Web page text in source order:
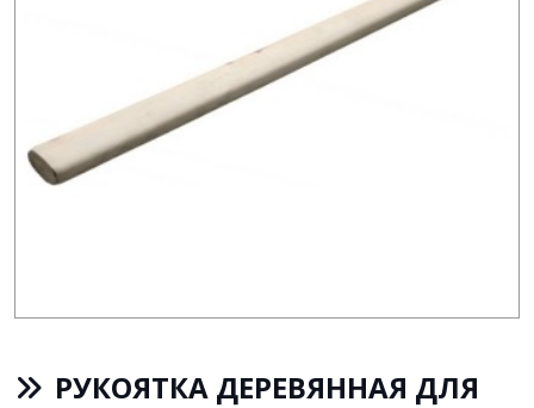
РУКОЯТКА ДЕРЕВЯННАЯ ДЛЯ